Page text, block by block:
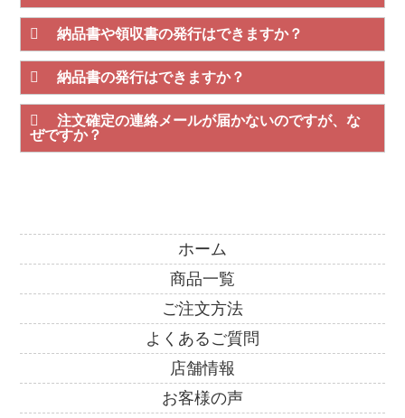
納品書や領収書の発行はできますか？
納品書の発行はできますか？
注文確定の連絡メールが届かないのですが、な
ぜですか？
ホーム
商品一覧
ご注文方法
よくあるご質問
店舗情報
お客様の声